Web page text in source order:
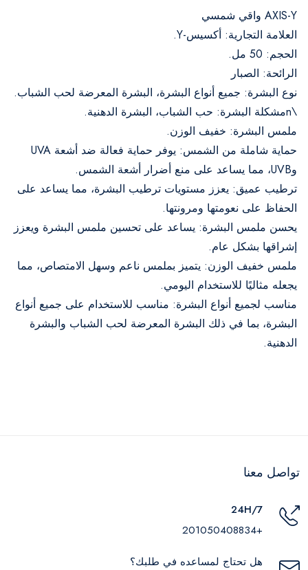
AXIS-Y واقي شمسي
العلامة التجارية: أكسيس-Y.
الحجم: 50 مل.
الرائحة: الصبار
نوع البشرة: جميع أنواع البشرة، البشرة المعرضة لحب الشباب.
\nمشكلة البشرة: حب الشباب، البشرة الدهنية.
ملمس البشرة: خفيف الوزن.
حماية شاملة من الشمس: يوفر حماية فعالة ضد أشعة UVA
وUVB، مما يساعد على منع أضرار أشعة الشمس.
ترطيب عميق: يعزز مستويات ترطيب البشرة، مما يساعد على
الحفاظ على نعومتها ومرونتها.
يحسن ملمس البشرة: يساعد على تحسين ملمس البشرة ويعزز
إشراقها بشكل عام.
ملمس خفيف الوزن: يتميز بملمس ناعم وسهل الامتصاص، مما
يجعله مثاليًا للاستخدام اليومي.
مناسب لجميع أنواع البشرة: مناسب للاستخدام على جميع أنواع
البشرة، بما في ذلك البشرة المعرضة لحب الشباب والبشرة
الدهنية.
تواصل معنا
24H/7
+201050408834
هل تحتاج لمساعده في طلبك؟